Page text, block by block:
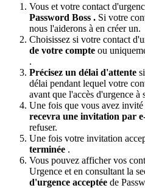
Vous et votre contact d'
Password Boss . Si votre
nous l'aiderons à en créer un.
Choisissez si votre contact d'
de votre compte ou
.
Précisez un délai d'attente si
délai pendant lequel votre
avant que l'accès d'urgence à
Une fois que vous avez invité
recevra une invitation par e
refuser.
Une fois votre invitation
terminée .
Vous pouvez afficher vos
Urgence et en consultant la
d'urgence acceptée de